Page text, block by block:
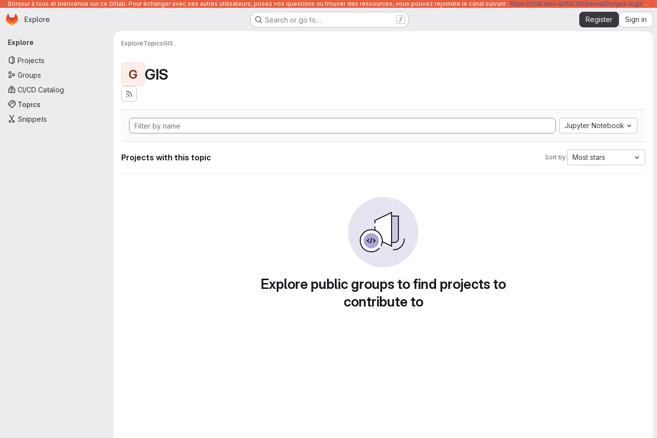
Bonjour à tous et bienvenue sur ce Gitlab. Pour échanger avec ses autres utilisateurs, posez vos questions ou trouver des ressources, vous pouvez rejoindre le canal suivant : https://chat.univ-eiffel.fr/channel/forges-logicielles-github-et-gitlab-universite-gustave-eiffel
Skip to main content
Homepage
Explore Search or go to… / Register Sign in
Primary navigation
Explore
Projects
Groups
CI/CD Catalog
Topics
Snippets
ExploreTopicsGIS
G GIS
Jupyter Notebook
Projects with this topic Sort by: Most stars
Explore public groups to find projects to
contribute to